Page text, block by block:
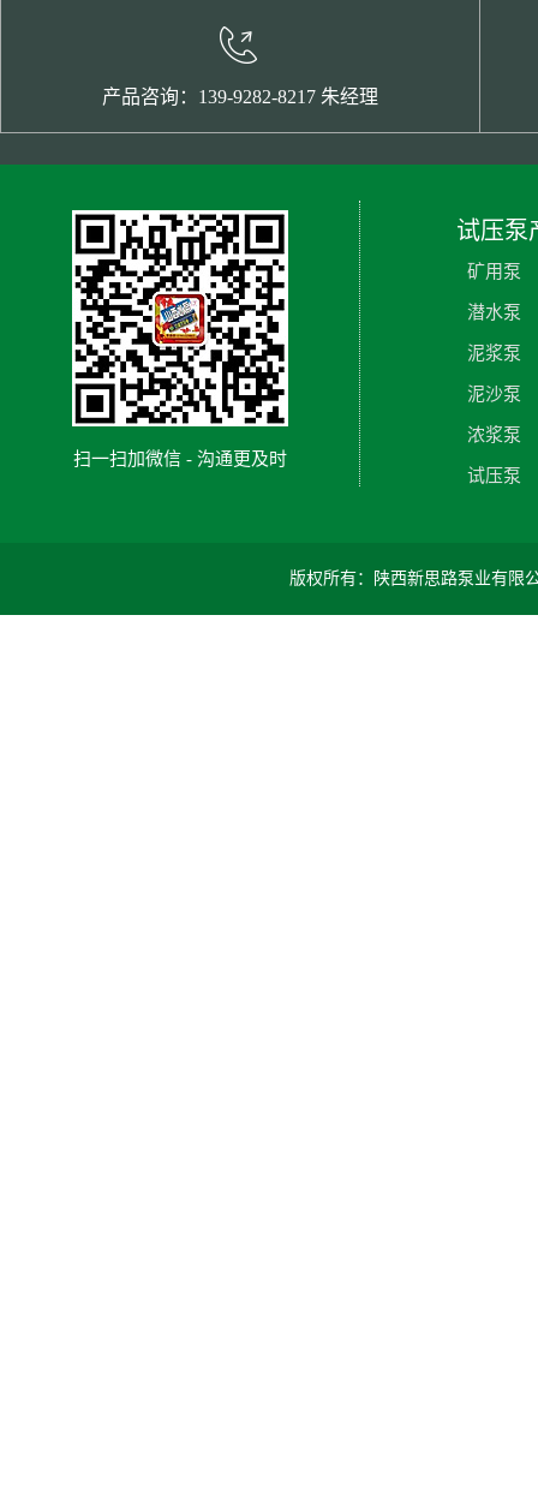
产品咨询：139-9282-8217 朱经理
扫一扫加微信 - 沟通更及时
试压泵
矿用泵
潜水泵
泥浆泵
泥沙泵
浓浆泵
试压泵
版权所有：陕西新思路泵业